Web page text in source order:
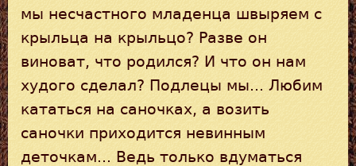
мы несчастного младенца швыряем с
крыльца на крыльцо? Разве он
виноват, что родился? И что он нам
худого сделал? Подлецы мы... Любим
кататься на саночках, а возить
саночки приходится невинным
деточкам... Ведь только вдуматься